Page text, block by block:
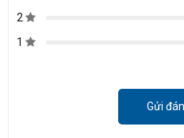
2
1
Gửi